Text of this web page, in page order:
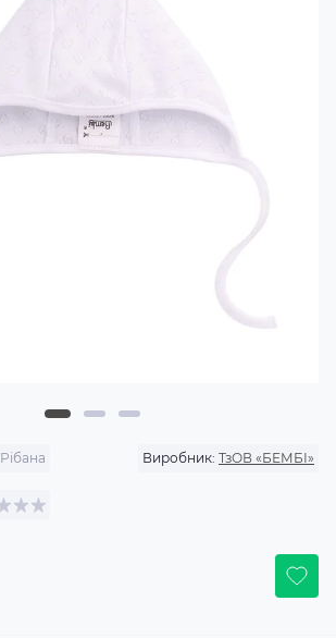
Виробник: ТзОВ «БЕМБІ»